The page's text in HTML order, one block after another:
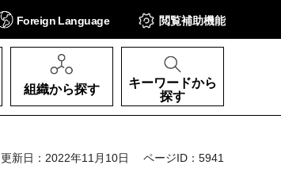
Foreign Language 閲覧補助機能
組織から探す
キーワードから
探す
更新日：2022年11月10日 ページID：5941